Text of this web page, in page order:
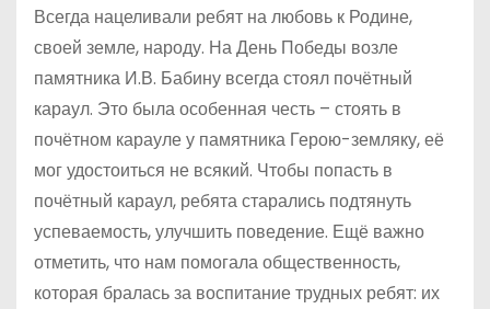
Всегда нацеливали ребят на любовь к Родине,
своей земле, народу. На День Победы возле
памятника И.В. Бабину всегда стоял почётный
караул. Это была особенная честь – стоять в
почётном карауле у памятника Герою-земляку, её
мог удостоиться не всякий. Чтобы попасть в
почётный караул, ребята старались подтянуть
успеваемость, улучшить поведение. Ещё важно
отметить, что нам помогала общественность,
которая бралась за воспитание трудных ребят: их